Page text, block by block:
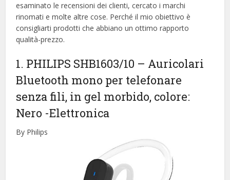
esaminato le recensioni dei clienti, cercato i marchi
rinomati e molte altre cose. Perché il mio obiettivo è
consigliarti prodotti che abbiano un ottimo rapporto
qualità-prezzo.
1. PHILIPS SHB1603/10 – Auricolari
Bluetooth mono per telefonare
senza fili, in gel morbido, colore:
Nero -Elettronica
By Philips